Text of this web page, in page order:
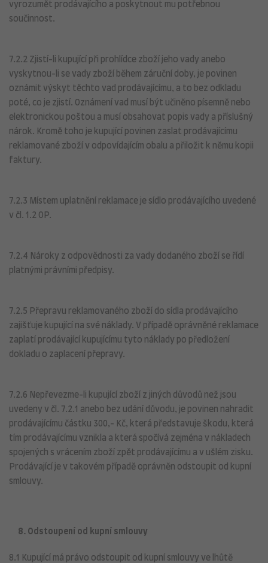
vyrozumět prodávajícího a poskytnout mu potřebnou
součinnost.
7.2.2 Zjistí-li kupující při prohlídce zboží jeho vady anebo
vyskytnou-li se vady zboží během záruční doby, je povinen
oznámit výskyt těchto vad prodávajícímu, a to bez odkladu
poté, co je zjistí. Oznámení vad musí být učiněno písemně nebo
elektronickou poštou a musí obsahovat popis vady a příslušný
nárok. Kromě toho je kupující povinen zaslat prodávajícímu
reklamované zboží v odpovídajícím obalu a přiložit k němu kopii
faktury.
7.2.3 Místem uplatnění reklamace je sídlo prodávajícího uvedené
v čl. 1.2 OP.
7.2.4 Nároky z odpovědnosti za vady dodaného zboží se řídí
platnými právními předpisy.
7.2.5 Přepravu reklamovaného zboží do sídla prodávajícího
zajišťuje kupující na své náklady. V případě oprávněné reklamace
zaplatí prodávající kupujícímu tyto náklady po předložení
dokladu o zaplacení přepravy.
7.2.6 Nepřevezme-li kupující zboží z jiných důvodů než jsou
uvedeny v čl. 7.2.1 anebo bez udání důvodu, je povinen nahradit
prodávajícímu částku 300,- Kč, která představuje škodu, která
tím prodávajícímu vznikla a která spočívá zejména v nákladech
spojených s vrácením zboží zpět prodávajícímu a v ušlém zisku.
Prodávající je v takovém případě oprávněn odstoupit od kupní
smlouvy.
8. Odstoupení od kupní smlouvy
8.1 Kupující má právo odstoupit od kupní smlouvy ve lhůtě